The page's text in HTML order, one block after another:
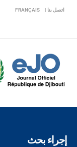
اتصل بنا | FRANÇAIS
إجراء بحث